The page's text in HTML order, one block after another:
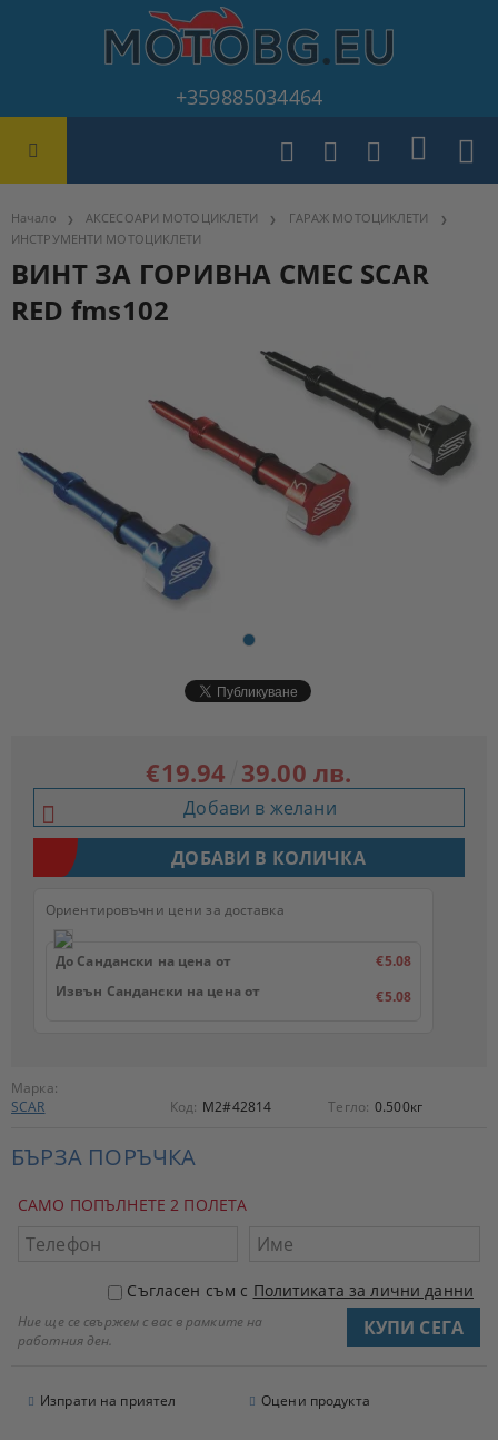
+359885034464
Начало АКСЕСОАРИ МОТОЦИКЛЕТИ
ГАРАЖ МОТОЦИКЛЕТИ
ИНСТРУМЕНТИ МОТОЦИКЛЕТИ
ВИНТ ЗА ГОРИВНА СМЕС SCAR
RED fms102
Марка:
SCAR
Код: M2#42814 Тегло: 0.500кг
БЪРЗА ПОРЪЧКА
САМО ПОПЪЛНЕТЕ 2 ПОЛЕТА
Съгласен съм с Политиката за лични данни
Ние ще се свържем с вас в рамките на
работния ден.
Изпрати на приятел Оцени продукта
€19.94 39.00 лв.
Добави в желани
Ориентировъчни цени за доставка
До Сандански на цена от
€5.08
Извън Сандански на цена от
€5.08